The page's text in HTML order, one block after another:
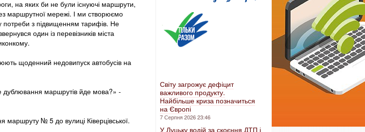
на яких би не були існуючі маршрути,
маршрутної мережі. І ми створюємо
потреби з підвищенням тарифів. Не
один із перевізників міста
щоденний недовипуск автобусів на
дублювання маршрутів йде мова?» -
№ 5 до вулиці Ківерцівської.
Світу загрожує дефіцит
важливого продукту.
Найбільше криза позначиться
на Європі
7 Серпня 2026 23:46
У Луцьку водій за скоєння ДТП і